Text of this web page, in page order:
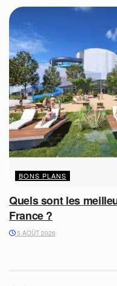
BONS PLANS
Quels sont les
France ?
5 AOÛT 2026